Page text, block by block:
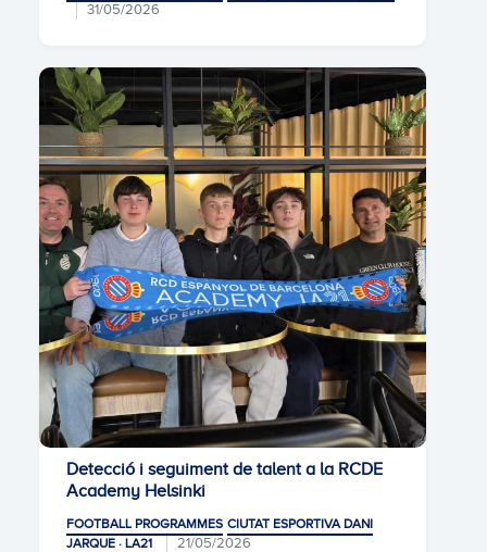
31/05/2026
Detecció i seguiment de talent a la RCDE
Academy Helsinki
FOOTBALL PROGRAMMES CIUTAT ESPORTIVA DANI
JARQUE · LA21
21/05/2026